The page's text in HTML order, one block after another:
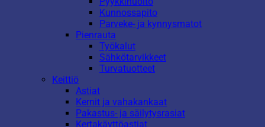
Kunnossapito
Parveke- ja kynnysmatot
Pienrauta
Työkalut
Sähkötarvikkeet
Turvatuotteet
Keittiö
Astiat
Kernit ja vahakankaat
Pakastus- ja säilytysrasiat
Kertakäyttöastiat